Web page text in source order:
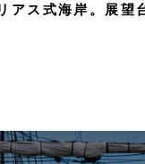
アス式海岸。展望